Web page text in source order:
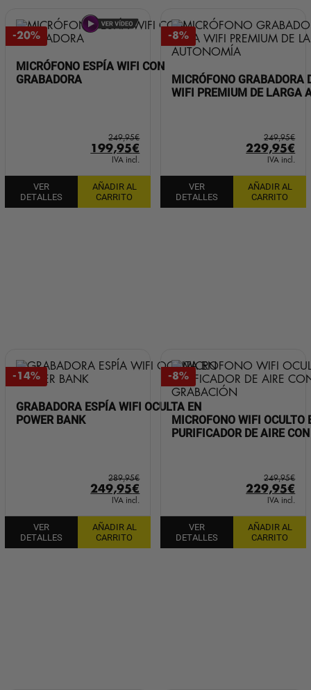
-20%
MICRÓFONO ESPÍA WIFI CON
GRABADORA
249,95€
El
precio
original
era:
249,95€.
199,95€
actual
199,95€.
IVA incl.
VER
DETALLES
AÑADIR AL
CARRITO
-8%
MICRÓFONO GRABADORA
WIFI PREMIUM DE LARGA
249,95€
El
precio
original
era:
249,95€.
229,95€
IVA incl.
VER
DETALLES
AÑADIR AL
CARRITO
-14%
GRABADORA ESPÍA WIFI OCULTA EN
POWER BANK
289,95€
El
precio
original
era:
289,95€.
249,95€
actual
249,95€.
IVA incl.
VER
DETALLES
AÑADIR AL
CARRITO
-8%
MICROFONO WIFI OCULTO
PURIFICADOR DE AIRE
249,95€
El
precio
original
era:
249,95€.
229,95€
IVA incl.
VER
DETALLES
AÑADIR AL
CARRITO